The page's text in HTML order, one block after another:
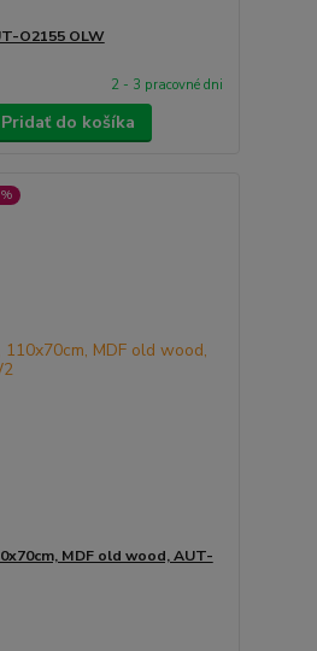
O2155 OLW
2 - 3 pracovné dni
Pridať do košíka
MDF old wood, AUT-